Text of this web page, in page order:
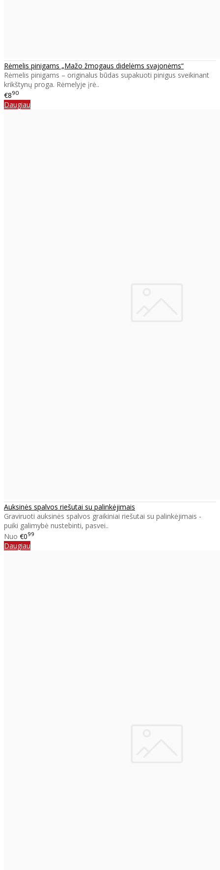
Rėmelis pinigams „Mažo žmogaus didelėms svajonėms“
Rėmelis pinigams – originalus būdas supakuoti pinigus sveikinant
krikštynų proga. Rėmelyje įrė..
€890
Daugiau
Auksinės spalvos riešutai su palinkėjimais
Graviruoti auksinės spalvos graikiniai riešutai su palinkėjimais -
puiki galimybė nustebinti, pasvei..
Nuo €099
Daugiau